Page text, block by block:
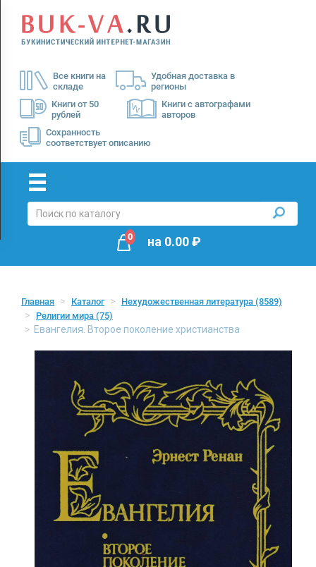
Все книги на
складе
Удобная доставка в
регионы
Книги от 50
рублей
Книги с автографами
авторов
Сохранность
соответствует описанию
Menu
Доставка
Оплата
0 на 0.00₽
Главная Каталог Нехудожественная литература (8589)
Религии мира (75)
Евангелия. Второе поколение христианства